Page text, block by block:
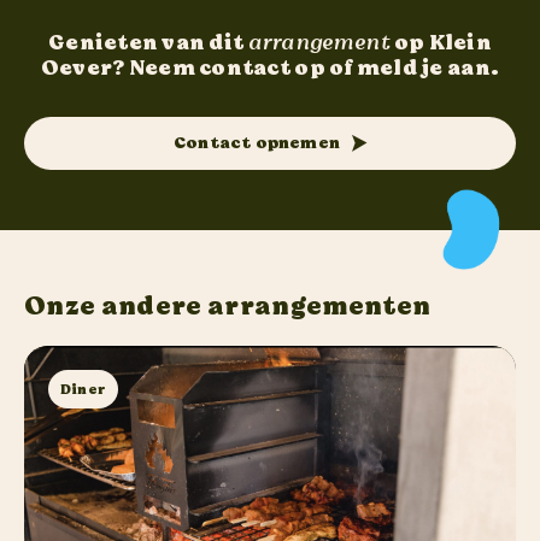
Genieten van ditarrangementop Klein
Oever? Neem contact op of meld je aan.
Contact opnemen
Onze andere arrangementen
Diner